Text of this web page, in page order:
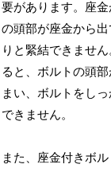
要があります。座
の頭部が座金から
りと緊結できませ
ると、ボルトの頭
まい、ボルトをし
できません。
また、座金付きボ